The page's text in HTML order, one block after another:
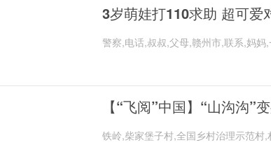
3岁萌娃打110求助 超可爱
警察,电话,叔叔,父母,赣州市,联系,妈妈
【“飞阅”中国】“山沟沟”
铁岭,柴家堡子村,全国乡村治理示范村